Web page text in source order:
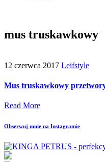
mus truskawkowy
12 czerwca 2017 Leifstyle
Mus truskawkowy
Read More
Obserwuj mnie na Instagramie